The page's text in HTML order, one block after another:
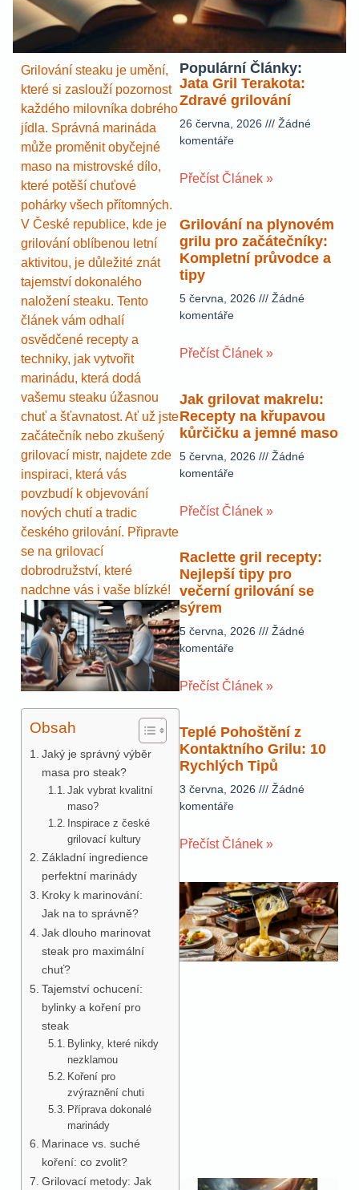
Grilování steaku je umění,
které si zaslouží pozornost
každého milovníka dobrého
jídla. Správná marináda
může proměnit obyčejné
maso na mistrovské dílo,
které potěší chuťové
pohárky všech přítomných.
V České republice, kde je
grilování oblíbenou letní
aktivitou, je důležité znát
tajemství dokonalého
naložení steaku. Tento
článek vám odhalí
osvědčené recepty a
techniky, jak vytvořit
marinádu, která dodá
vašemu steaku úžasnou
chuť a šťavnatost. Ať už jste
začátečník nebo zkušený
grilovací mistr, najdete zde
inspiraci, která vás
povzbudí k objevování
nových chutí a tradic
českého grilování. Připravte
se na grilovací
dobrodružství, které
nadchne vás i vaše blízké!
Obsah
Jaký je správný výběr
masa pro steak?
Jak vybrat kvalitní
maso?
Inspirace z české
grilovací kultury
Základní ingredience
perfektní marinády
Kroky k marinování:
Jak na to správně?
Jak dlouho marinovat
steak pro maximální
chuť?
Tajemství ochucení:
bylinky a koření pro
steak
Bylinky, které nikdy
nezklamou
Koření pro
zvýraznění chuti
Příprava dokonalé
marinády
Marinace vs. suché
koření: co zvolit?
Grilovací metody: Jak
Populární Články:
Jata Gril Terakota:
Zdravé grilování
26 června, 2026
Žádné
komentáře
Přečíst Článek »
Grilování na plynovém
grilu pro začátečníky:
Kompletní průvodce a
tipy
5 června, 2026
Žádné
komentáře
Přečíst Článek »
Jak grilovat makrelu:
Recepty na křupavou
kůrčičku a jemné maso
5 června, 2026
Žádné
komentáře
Přečíst Článek »
Raclette gril recepty:
Nejlepší tipy pro
večerní grilování se
sýrem
5 června, 2026
Žádné
komentáře
Přečíst Článek »
Teplé Pohoštění z
Kontaktního Grilu: 10
Rychlých Tipů
3 června, 2026
Žádné
komentáře
Přečíst Článek »